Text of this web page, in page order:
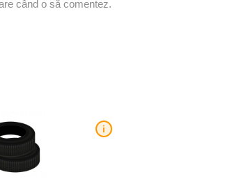
când o să comentez.
i